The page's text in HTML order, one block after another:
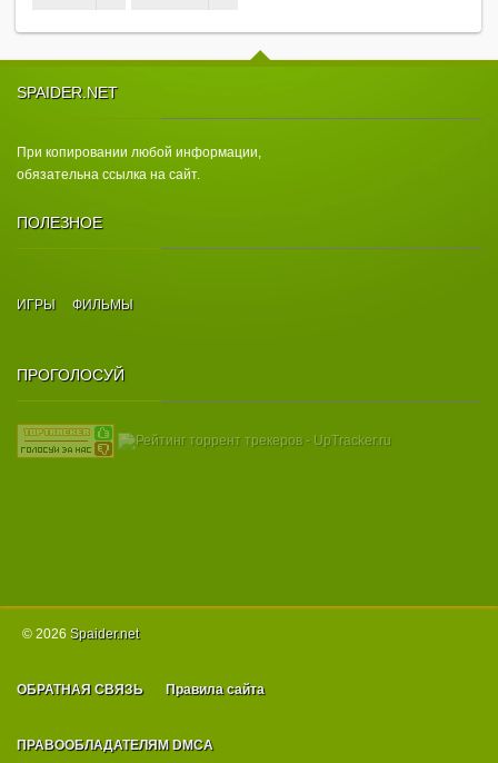
SPAIDER.NET
При копировании любой информации,
обязательна ссылка на сайт.
ПОЛЕЗНОЕ
ИГРЫ ФИЛЬМЫ
ПРОГОЛОСУЙ
© 2026 Spаider.net
ОБРАТНАЯ СВЯЗЬ Правила сайта
ПРАВООБЛАДАТЕЛЯМ DMCA